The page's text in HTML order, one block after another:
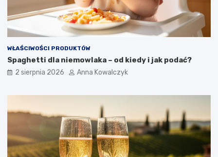
WŁAŚCIWOŚCI PRODUKTÓW
Spaghetti dla niemowlaka – od kiedy i jak podać?
2 sierpnia 2026 Anna Kowalczyk